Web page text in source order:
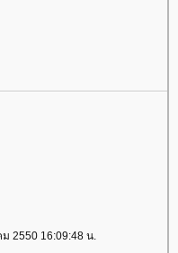
2550 16:09:48 น.